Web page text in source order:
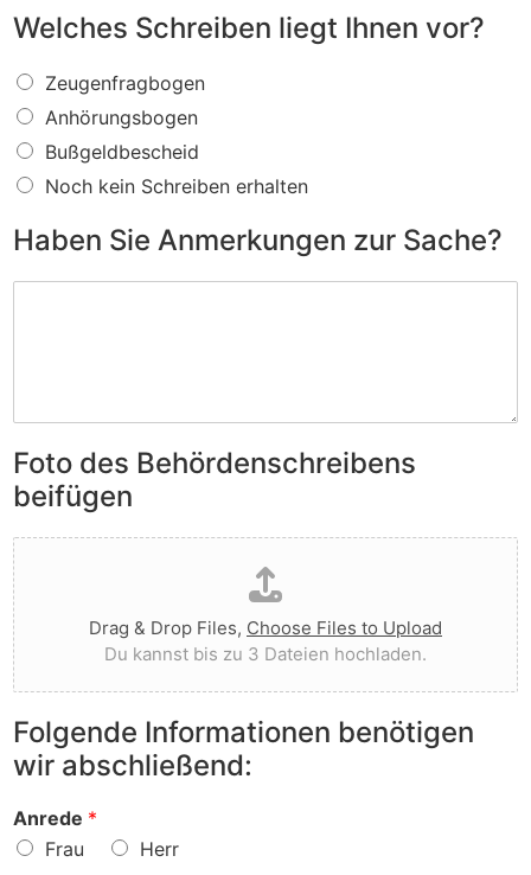
i
V
e
r
s
t
o
ß
w
v
o
r
g
e
w
o
r
f
e
n
?
Welches Schreiben liegt Ihnen vor?
W
e
c
h
e
S
l
i
e
t
I
h
n
e
n
v
o
r
?
Zeugenfragbogen
Anhörungsbogen
Bußgeldbescheid
Noch kein Schreiben erhalten
Haben Sie Anmerkungen zur Sache?
e
A
n
e
r
k
u
n
g
e
n
z
u
S
a
c
Foto des Behördenschreibens
beifügen
D
a
t
e
i
h
o
h
l
d
e
n
Drag & Drop Files, Choose Files to Upload
Du kannst bis zu 3 Dateien hochladen.
Folgende Informationen benötigen
wir abschließend:
Anrede *
Frau
Herr